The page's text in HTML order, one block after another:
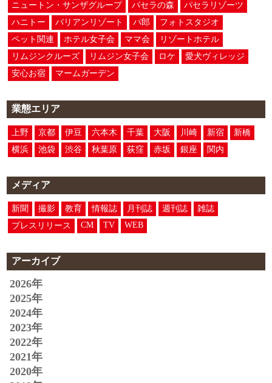
ニュートン・サンザグループ
パセラの森
パセラリゾーツ
ハニトー
バリアンリゾート パ郎
フォトスタジオ
ペット関連
ホテル女子会 ママ会
リゾートホテル
リムジンクルーズ
リムジン女子会 ロケ
愛犬ヴィレッジ
安心お宿
マームガーデン
業態エリア
上野 京都 伊豆 六本木 千葉 大阪 川崎 新宿
新橋
横浜
池袋 渋谷 秋葉原 荻窪 赤坂 銀座 関内
メディア
新聞 撮影 教育 情報誌 月刊誌 週刊誌
雑誌
プレスリリース
CM TV WEB
アーカイブ
2026年
2025年
2024年
2023年
2022年
2021年
2020年